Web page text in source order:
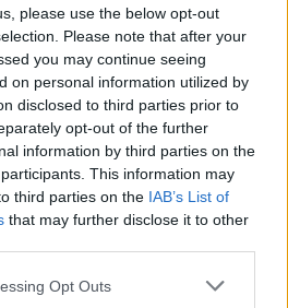
please use the below opt-out
Please note that after your
you may continue seeing
on personal information utilized by
disclosed to third parties prior to
opt-out of the further
information by third parties on the
This information may
third parties on the IAB’s List of
that may further disclose it to other
app uses one or more Google
Opt Outs
Προαστίων είχε 5 ξένους, αντί
ξεκίνημα της σεζόν, φτάνοντας